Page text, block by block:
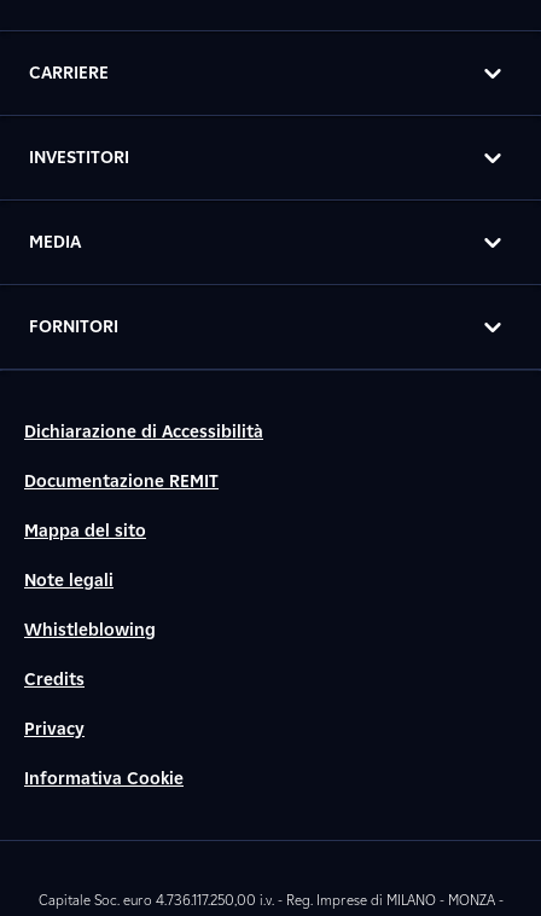
CARRIERE
INVESTITORI
MEDIA
FORNITORI
Dichiarazione di Accessibilità
Documentazione REMIT
Mappa del sito
Note legali
Whistleblowing
Credits
Privacy
Informativa Cookie
Capitale Soc. euro 4.736.117.250,00 i.v. - Reg. Imprese di MILANO - MONZA -